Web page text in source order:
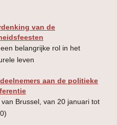
van de
belangrijke rol in het
leven
aan de politieke
Brussel, van 20 januari tot